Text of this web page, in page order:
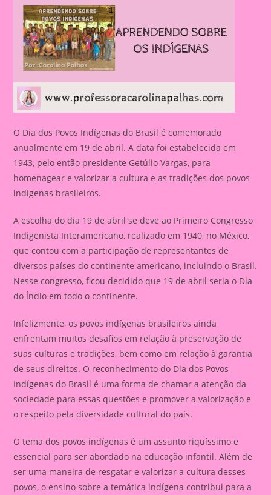
O Dia dos Povos Indígenas do Brasil é comemorado
anualmente em 19 de abril. A data foi estabelecida em
1943, pelo então presidente Getúlio Vargas, para
homenagear e valorizar a cultura e as tradições dos povos
indígenas brasileiros.
A escolha do dia 19 de abril se deve ao Primeiro Congresso
Indigenista Interamericano, realizado em 1940, no México,
que contou com a participação de representantes de
diversos países do continente americano, incluindo o Brasil.
Nesse congresso, ficou decidido que 19 de abril seria o Dia
do Índio em todo o continente.
Infelizmente, os povos indígenas brasileiros ainda
enfrentam muitos desafios em relação à preservação de
suas culturas e tradições, bem como em relação à garantia
de seus direitos. O reconhecimento do Dia dos Povos
Indígenas do Brasil é uma forma de chamar a atenção da
sociedade para essas questões e promover a valorização e
o respeito pela diversidade cultural do país.
O tema dos povos indígenas é um assunto riquíssimo e
essencial para ser abordado na educação infantil. Além de
ser uma maneira de resgatar e valorizar a cultura desses
povos, o ensino sobre a temática indígena contribui para a